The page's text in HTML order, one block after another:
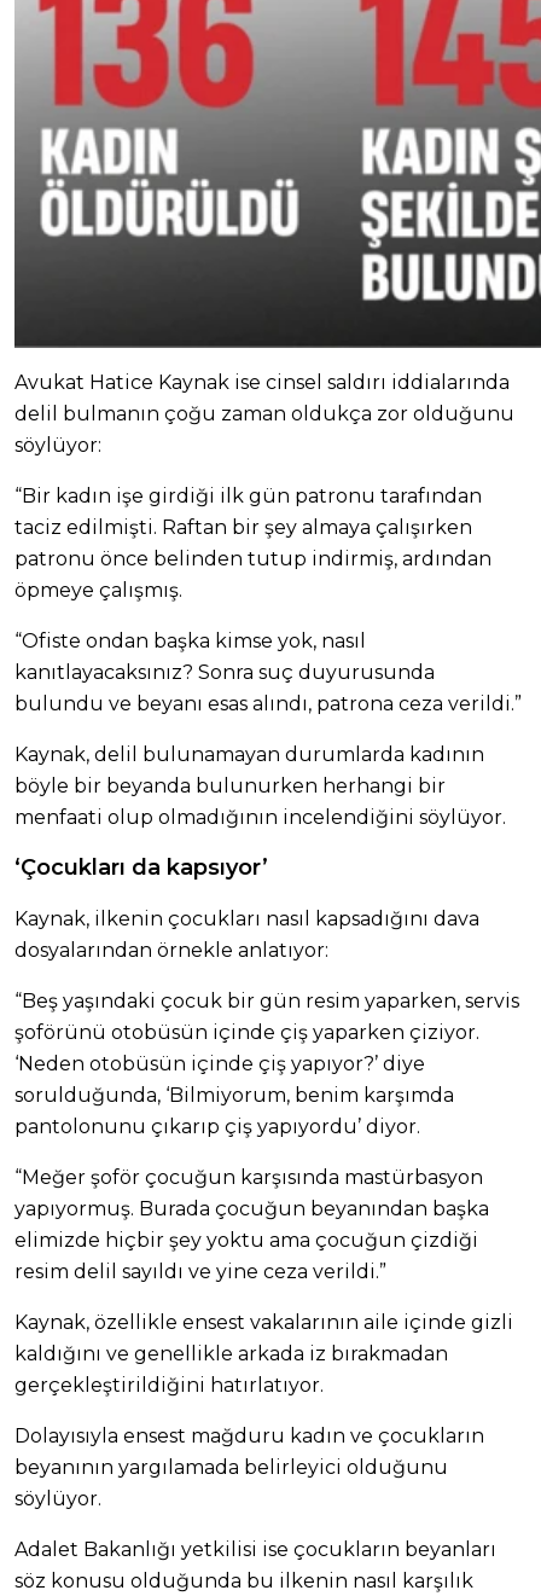
Avukat Hatice Kaynak ise cinsel saldırı iddialarında
delil bulmanın çoğu zaman oldukça zor olduğunu
söylüyor:
“Bir kadın işe girdiği ilk gün patronu tarafından
taciz edilmişti. Raftan bir şey almaya çalışırken
patronu önce belinden tutup indirmiş, ardından
öpmeye çalışmış.
“Ofiste ondan başka kimse yok, nasıl
kanıtlayacaksınız? Sonra suç duyurusunda
bulundu ve beyanı esas alındı, patrona ceza verildi.”
Kaynak, delil bulunamayan durumlarda kadının
böyle bir beyanda bulunurken herhangi bir
menfaati olup olmadığının incelendiğini söylüyor.
‘Çocukları da kapsıyor’
Kaynak, ilkenin çocukları nasıl kapsadığını dava
dosyalarından örnekle anlatıyor:
“Beş yaşındaki çocuk bir gün resim yaparken, servis
şoförünü otobüsün içinde çiş yaparken çiziyor.
‘Neden otobüsün içinde çiş yapıyor?’ diye
sorulduğunda, ‘Bilmiyorum, benim karşımda
pantolonunu çıkarıp çiş yapıyordu’ diyor.
“Meğer şoför çocuğun karşısında mastürbasyon
yapıyormuş. Burada çocuğun beyanından başka
elimizde hiçbir şey yoktu ama çocuğun çizdiği
resim delil sayıldı ve yine ceza verildi.”
Kaynak, özellikle ensest vakalarının aile içinde gizli
kaldığını ve genellikle arkada iz bırakmadan
gerçekleştirildiğini hatırlatıyor.
Dolayısıyla ensest mağduru kadın ve çocukların
beyanının yargılamada belirleyici olduğunu
söylüyor.
Adalet Bakanlığı yetkilisi ise çocukların beyanları
söz konusu olduğunda bu ilkenin nasıl karşılık